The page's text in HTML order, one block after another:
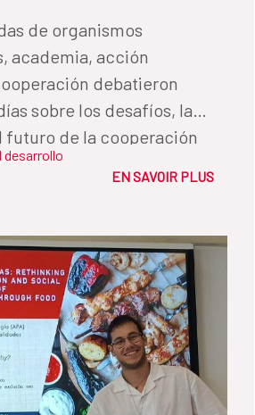
de organismos
academia, acción
debatieron
sobre los desafíos, la
de la cooperación
el desarrollo
desarrollo
EN SAVOIR PLUS